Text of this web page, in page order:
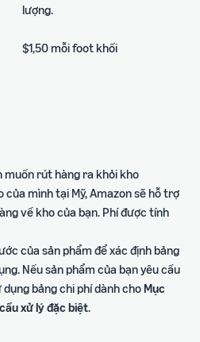
lượng.
$1,50 mỗi foot khối
muốn rút hàng ra khỏi kho
của mình tại Mỹ, Amazon sẽ hỗ trợ
về kho của bạn. Phí được tính
của sản phẩm để xác định bảng
Nếu sản phẩm của bạn yêu cầu
bảng chi phí dành choMục
xử lý đặc biệt.